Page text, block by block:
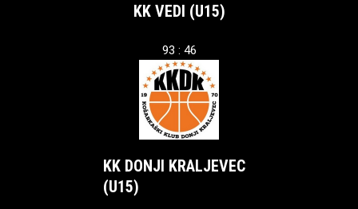
KK VEDI (U15)
93 : 46
KK DONJI KRALJEVEC
(U15)